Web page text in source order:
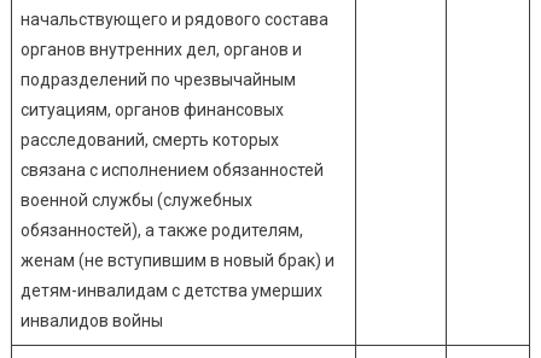
начальствующего и рядового состава
органов внутренних дел, органов и
подразделений по чрезвычайным
ситуациям, органов финансовых
расследований, смерть которых
связана с исполнением обязанностей
военной службы (служебных
обязанностей), а также родителям,
женам (не вступившим в новый брак) и
детям-инвалидам с детства умерших
инвалидов войны